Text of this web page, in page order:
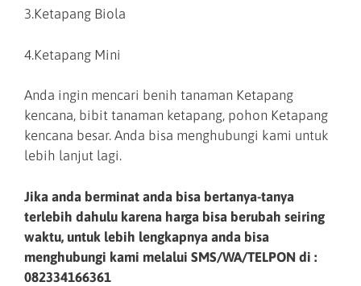
3.Ketapang Biola
4.Ketapang Mini
Anda ingin mencari benih tanaman Ketapang
kencana, bibit tanaman ketapang, pohon Ketapang
kencana besar. Anda bisa menghubungi kami untuk
lebih lanjut lagi.
Jika anda berminat anda bisa bertanya-tanya
terlebih dahulu karena harga bisa berubah seiring
waktu, untuk lebih lengkapnya anda bisa
menghubungi kami melalui SMS/WA/TELPON di :
082334166361